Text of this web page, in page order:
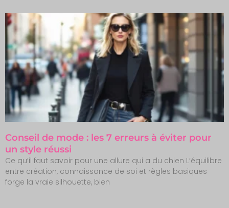
Conseil de mode : les 7 erreurs à éviter pour
un style réussi
Ce qu’il faut savoir pour une allure qui a du chien L’équilibre
entre création, connaissance de soi et règles basiques
forge la vraie silhouette, bien